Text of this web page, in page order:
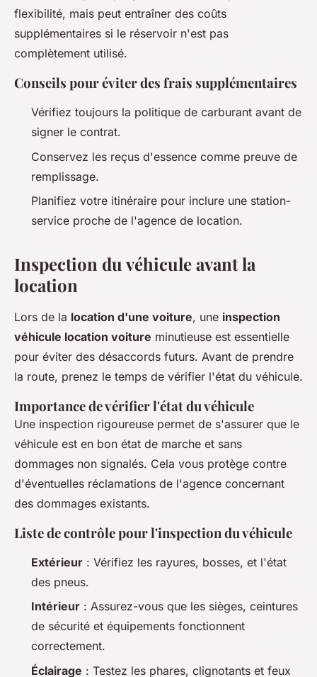
flexibilité, mais peut entraîner des coûts
supplémentaires si le réservoir n'est pas
complètement utilisé.
Conseils pour éviter des frais supplémentaires
Vérifiez toujours la politique de carburant avant de
signer le contrat.
Conservez les reçus d'essence comme preuve de
remplissage.
Planifiez votre itinéraire pour inclure une station-
service proche de l'agence de location.
Inspection du véhicule avant la
location
Lors de la location d'une voiture, une inspection
véhicule location voiture minutieuse est essentielle
pour éviter des désaccords futurs. Avant de prendre
la route, prenez le temps de vérifier l'état du véhicule.
Importance de vérifier l'état du véhicule
Une inspection rigoureuse permet de s'assurer que le
véhicule est en bon état de marche et sans
dommages non signalés. Cela vous protège contre
d'éventuelles réclamations de l'agence concernant
des dommages existants.
Liste de contrôle pour l'inspection du véhicule
Extérieur : Vérifiez les rayures, bosses, et l'état
des pneus.
Intérieur : Assurez-vous que les sièges, ceintures
de sécurité et équipements fonctionnent
correctement.
Éclairage : Testez les phares, clignotants et feux